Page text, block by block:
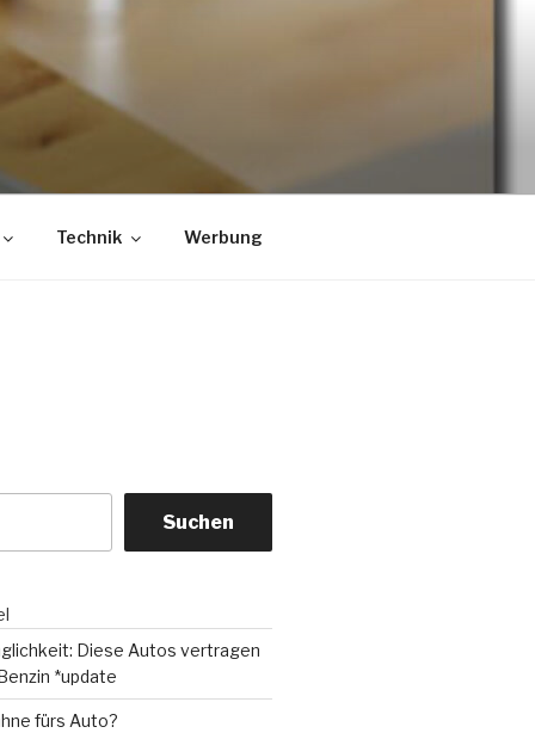
Technik Werbung
Suchen
Diese Autos vertragen
*update
fürs Auto?